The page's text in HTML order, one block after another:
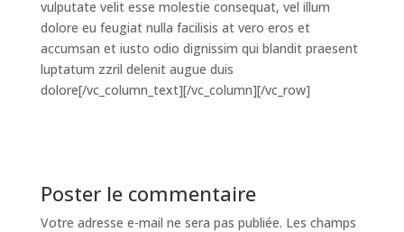
vulputate velit esse molestie consequat, vel illum
dolore eu feugiat nulla facilisis at vero eros et
accumsan et iusto odio dignissim qui blandit praesent
luptatum zzril delenit augue duis
dolore[/vc_column_text][/vc_column][/vc_row]
Poster le commentaire
Votre adresse e-mail ne sera pas publiée. Les champs